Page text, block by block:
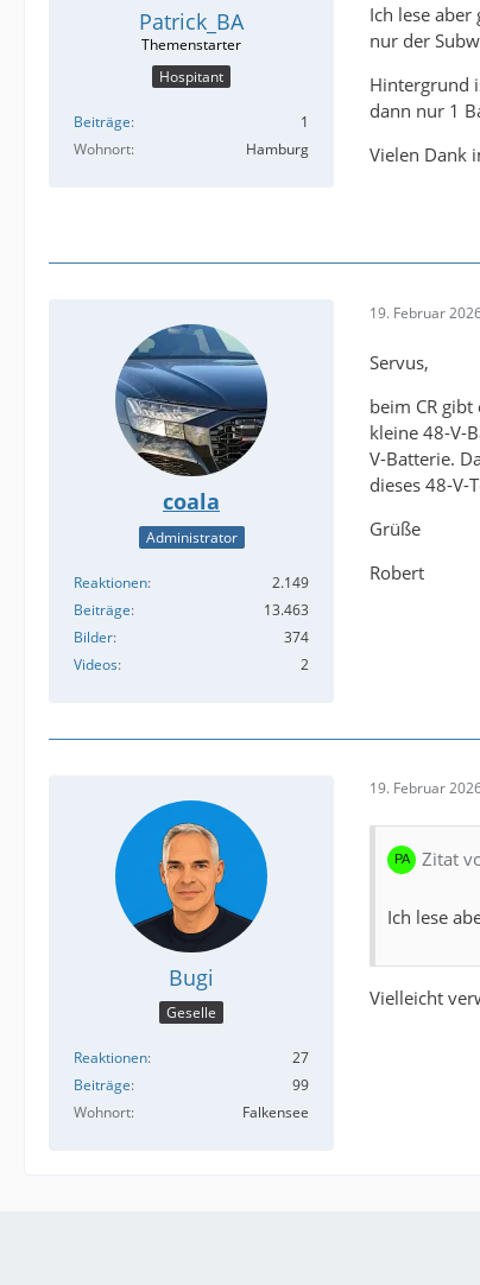
Patrick_BA
Hospitant
Beiträge
1
Wohnort
Hamburg
Ich lese
nur der
Hintergrund
dann nur 1
Vielen Dank
coala
Administrator
Reaktionen
2.149
Beiträge
13.463
Bilder
374
Videos
2
19. Februar
Servus,
beim CR
kleine 48-V-
V-Batterie.
dieses 48-V-
Grüße
Robert
Bugi
Geselle
Reaktionen
27
Beiträge
99
Wohnort
Falkensee
19. Februar
Zitat
Ich lese
Vielleicht